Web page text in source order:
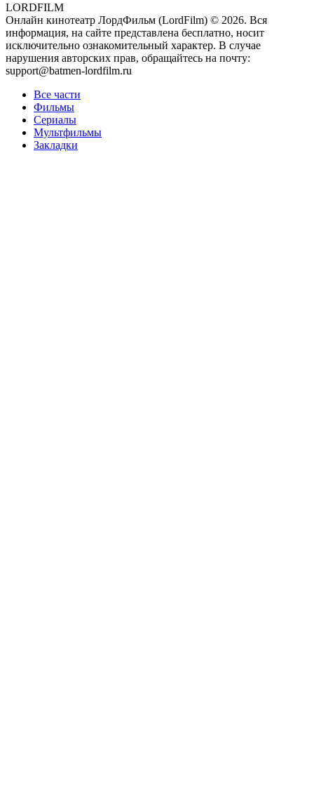
LORDFILM
Онлайн кинотеатр ЛордФильм (LordFilm) © 2026. Вся
информация, на сайте представлена бесплатно, носит
исключительно ознакомительный характер. В случае
нарушения авторских прав, обращайтесь на почту:
support@batmen-lordfilm.ru
Все части
Фильмы
Сериалы
Мультфильмы
Закладки